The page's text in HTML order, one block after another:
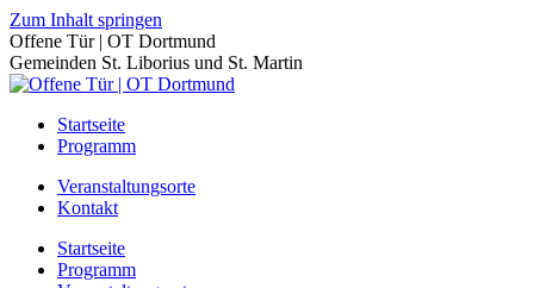
Zum Inhalt springen
Offene Tür | OT Dortmund
Gemeinden St. Liborius und St. Martin
Startseite
Programm
Veranstaltungsorte
Kontakt
Startseite
Programm